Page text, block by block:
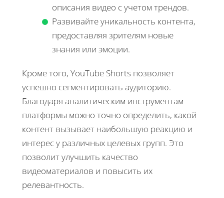
описания видео с учетом трендов.
Развивайте уникальность контента,
предоставляя зрителям новые
знания или эмоции.
Кроме того, YouTube Shorts позволяет
успешно сегментировать аудиторию.
Благодаря аналитическим инструментам
платформы можно точно определить, какой
контент вызывает наибольшую реакцию и
интерес у различных целевых групп. Это
позволит улучшить качество
видеоматериалов и повысить их
релевантность.